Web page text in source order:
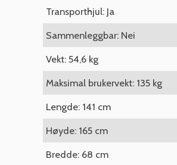
Transporthjul: Ja
Sammenleggbar: Nei
Vekt: 54,6 kg
Maksimal brukervekt: 135 kg
Lengde: 141 cm
Høyde: 165 cm
Bredde: 68 cm